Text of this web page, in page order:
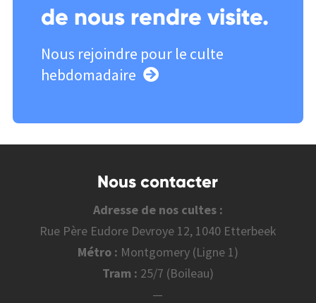
de nous rendre visite.
Nous rejoindre pour le culte
hebdomadaire
Nous contacter
Adresse de nos cultes :
Rue Père Eudore Devroye 12, 1040 Etterbeek
Métro : Montgomery (Ligne 1)
Tram : 25/7 (Boileau)
—